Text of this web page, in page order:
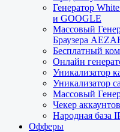
Генератор
и GOOGLE
Массовый
Браузера
Бесплатный
Онлайн
Уникализатор
Уникализатор
Массовый
Чекер аккаунтов
Народная база
Офферы